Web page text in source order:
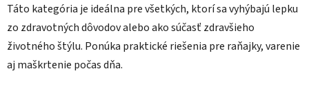
Táto kategória je ideálna pre všetkých, ktorí sa vyhýbajú lepku
zo zdravotných dôvodov alebo ako súčasť zdravšieho
životného štýlu. Ponúka praktické riešenia pre raňajky, varenie
aj maškrtenie počas dňa.